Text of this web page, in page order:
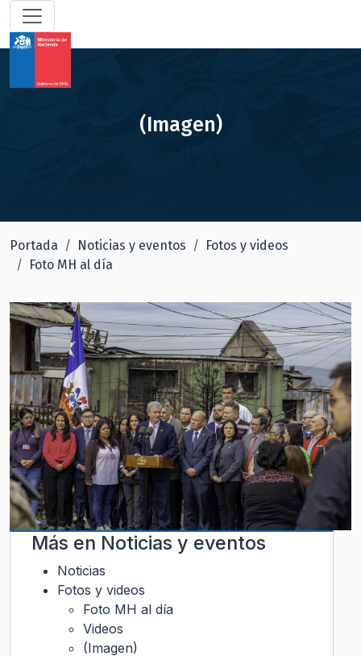
(Imagen)
Portada Noticias y eventos
Fotos y videos
Foto MH al día
Más en Noticias y eventos
Noticias
Fotos y videos
Foto MH al día
Videos
(Imagen)